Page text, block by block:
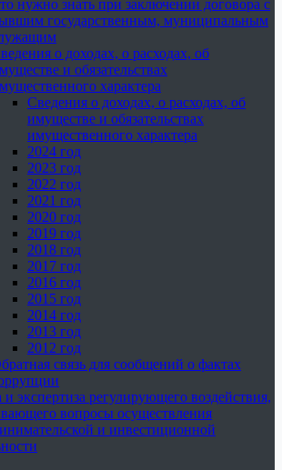
нужно знать при заключении договора с
государственным, муниципальным
о доходах, о расходах, об
и обязательствах
характера
Сведения о доходах, о расходах, об
имуществе и обязательствах
имущественного характера
2024 год
2023 год
2022 год
2021 год
2020 год
2019 год
2018 год
2017 год
2016 год
2015 год
2014 год
2013 год
2012 год
связь для сообщений о фактах
экспертиза регулирующего воздействия,
вопросы осуществления
и инвестиционной